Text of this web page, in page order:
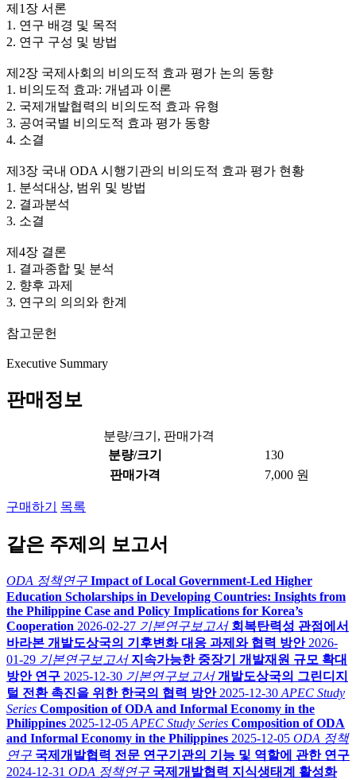
제1장 서론
1. 연구 배경 및 목적
2. 연구 구성 및 방법
제2장 국제사회의 비의도적 효과 평가 논의 동향
1. 비의도적 효과: 개념과 이론
2. 국제개발협력의 비의도적 효과 유형
3. 공여국별 비의도적 효과 평가 동향
4. 소결
제3장 국내 ODA 시행기관의 비의도적 효과 평가 현황
1. 분석대상, 범위 및 방법
2. 결과분석
3. 소결
제4장 결론
1. 결과종합 및 분석
2. 향후 과제
3. 연구의 의의와 한계
참고문헌
Executive Summary
판매정보
분량/크기, 판매가격
분량/크기
130
판매가격
7,000 원
구매하기 목록
같은 주제의 보고서
ODA 정책연구 Impact of Local Government-Led Higher
Education Scholarships in Developing Countries: Insights from
the Philippine Case and Policy Implications for Korea’s
Cooperation 2026-02-27 기본연구보고서 회복탄력성 관점에서
바라본 개발도상국의 기후변화 대응 과제와 협력 방안 2026-
01-29 기본연구보고서 지속가능한 중장기 개발재원 규모 확대
방안 연구 2025-12-30 기본연구보고서 개발도상국의 그린디지
털 전환 촉진을 위한 한국의 협력 방안 2025-12-30 APEC Study
Series Composition of ODA and Informal Economy in the
Philippines 2025-12-05 APEC Study Series Composition of ODA
and Informal Economy in the Philippines 2025-12-05 ODA 정책
연구 국제개발협력 전문 연구기관의 기능 및 역할에 관한 연구
2024-12-31 ODA 정책연구 국제개발협력 지식생태계 활성화